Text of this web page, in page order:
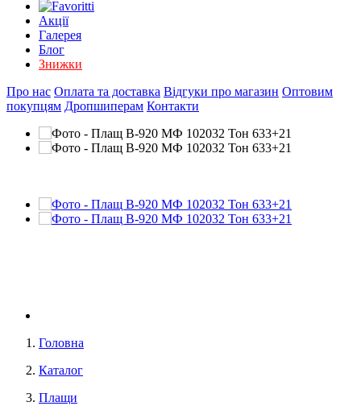
Акції
Галерея
Блог
Знижки
Про нас Оплата та доставка Відгуки про магазин Оптовим
покупцям Дропшиперам Контакти
Головна
Каталог
Плащи